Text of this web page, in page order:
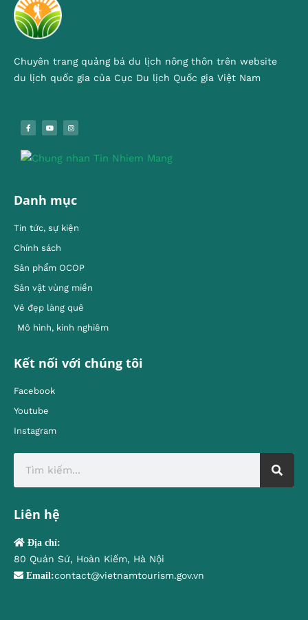
Chuyên trang quảng bá du lịch nông thôn trên website
du lịch quốc gia của Cục Du lịch Quốc gia Việt Nam
Danh mục
Tin tức, sự kiện
Chính sách
Sản phẩm OCOP
Sản vật vùng miền
Vẻ đẹp làng quê
Mô hình, kinh nghiêm
Kết nối với chúng tôi
Facebook
Youtube
Instagram
Liên hệ
Địa chỉ:
80 Quán Sứ, Hoàn Kiếm, Hà Nội
Email:contact@vietnamtourism.gov.vn